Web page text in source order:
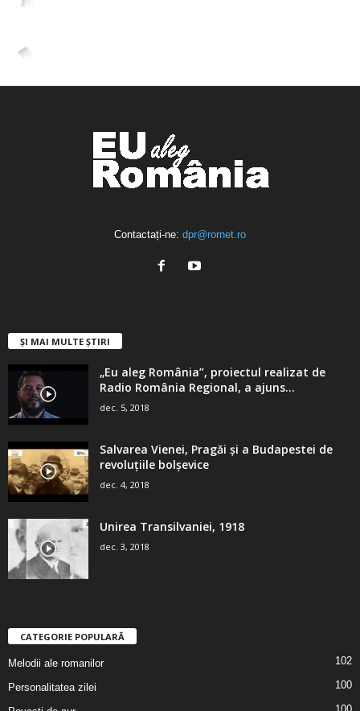
2,265
4,400
Contactați-ne: dpr@rornet.ro
ȘI MAI MULTE ȘTIRI
„Eu aleg România”, proiectul realizat de
Radio România Regional, a ajuns...
dec. 5, 2018
Salvarea Vienei, Pragăi şi a Budapestei de
revoluţiile bolşevice
dec. 4, 2018
Unirea Transilvaniei, 1918
dec. 3, 2018
CATEGORIE POPULARĂ
Melodii ale romanilor 102
Personalitatea zilei 100